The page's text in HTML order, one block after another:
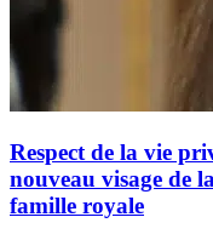
Respect de la vie
nouveau visage de
famille royale